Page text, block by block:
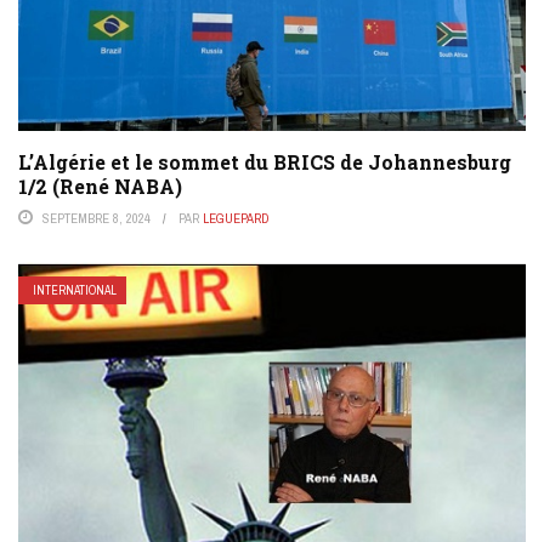
L’Algérie et le sommet du BRICS de Johannesburg
1/2 (René NABA)
SEPTEMBRE 8, 2024 PAR LEGUEPARD
INTERNATIONAL